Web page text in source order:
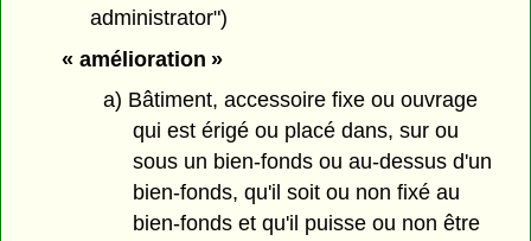
administrator")
« amélioration »
a) Bâtiment, accessoire fixe ou ouvrage
qui est érigé ou placé dans, sur ou
sous un bien-fonds ou au-dessus d'un
bien-fonds, qu'il soit ou non fixé au
bien-fonds et qu'il puisse ou non être